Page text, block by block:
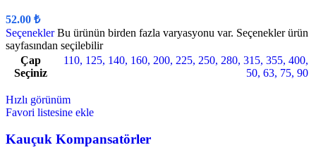
52.00 ₺
Seçenekler Bu ürünün birden fazla varyasyonu var. Seçenekler ürün
sayfasından seçilebilir
Çap
Seçiniz
110, 125, 140, 160, 200, 225, 250, 280, 315, 355, 400,
50, 63, 75, 90
Hızlı görünüm
Favori listesine ekle
Kauçuk Kompansatörler